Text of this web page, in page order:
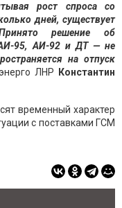
рост спроса со
дней, существует
решение об
АИ-95, АИ-92 и ДТ — не
на отпуск
ЛНР
Константин
временный характер
с поставками ГСМ